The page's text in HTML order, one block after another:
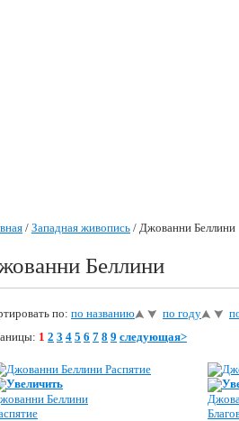
/ Западная живопись / Джованни Беллини
Беллини
по: по названию по году
1 2 3 4 5 6 7 8 9 следующая>
Увеличить
Беллини